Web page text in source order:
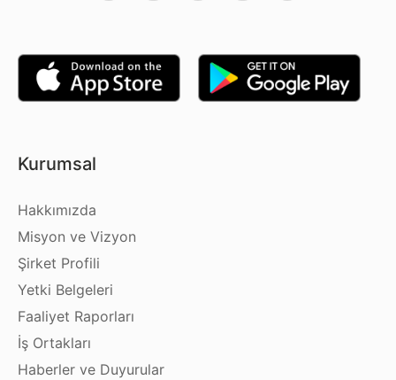
Kurumsal
Hakkımızda
Misyon ve Vizyon
Şirket Profili
Yetki Belgeleri
Faaliyet Raporları
İş Ortakları
Haberler ve Duyurular